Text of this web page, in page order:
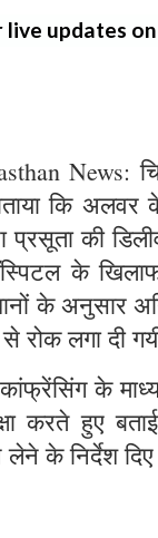
live updates on
News:
कि
प्रसूता की
के
के अनुसार
रोक लगा दी
के
करते हुए
के निर्देश